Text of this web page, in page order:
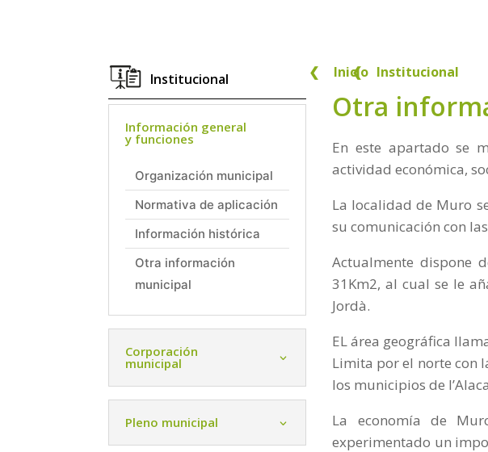
Institucional ❮ Inicio
❮ Institucional
Otra
Información general
y funciones
Organización municipal
Normativa de aplicación
Información histórica
Otra información
municipal
Corporación
municipal
Pleno municipal
En este apartado se
actividad económica,
La localidad de Muro
su comunicación con
Actualmente dispone
31Km2, al cual se le
Jordà.
EL área geográfica
Limita por el norte con
los municipios de
La economía de
experimentado un